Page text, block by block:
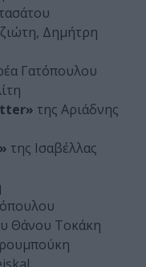
Δημήτρη
Γατόπουλου
της Αριάδνης
της Ισαβέλλας
Θάνου Τοκάκη